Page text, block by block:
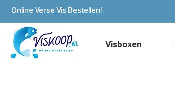
Online Verse Vis Bestellen!
Visboxen